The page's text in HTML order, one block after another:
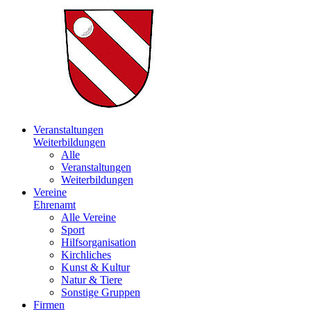
Veranstaltungen
Weiterbildungen
Alle
Veranstaltungen
Weiterbildungen
Vereine
Ehrenamt
Alle Vereine
Sport
Hilfsorganisation
Kirchliches
Kunst & Kultur
Natur & Tiere
Sonstige Gruppen
Firmen